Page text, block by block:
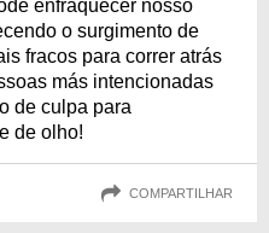
enfraquecer nosso
o surgimento de
fracos para correr atrás
más intencionadas
de culpa para
de olho!
COMPARTILHAR